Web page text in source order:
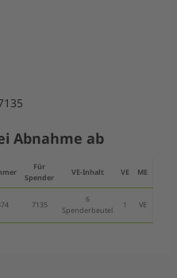
Abnahme ab
Für
Spender
VE-Inhalt VE ME
7135
6
Spenderbeutel
1 VE